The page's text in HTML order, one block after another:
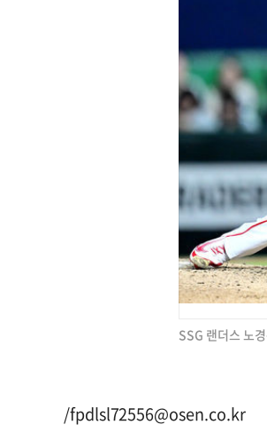
SSG 랜더스 노
/fpdlsl72556@osen.co.kr